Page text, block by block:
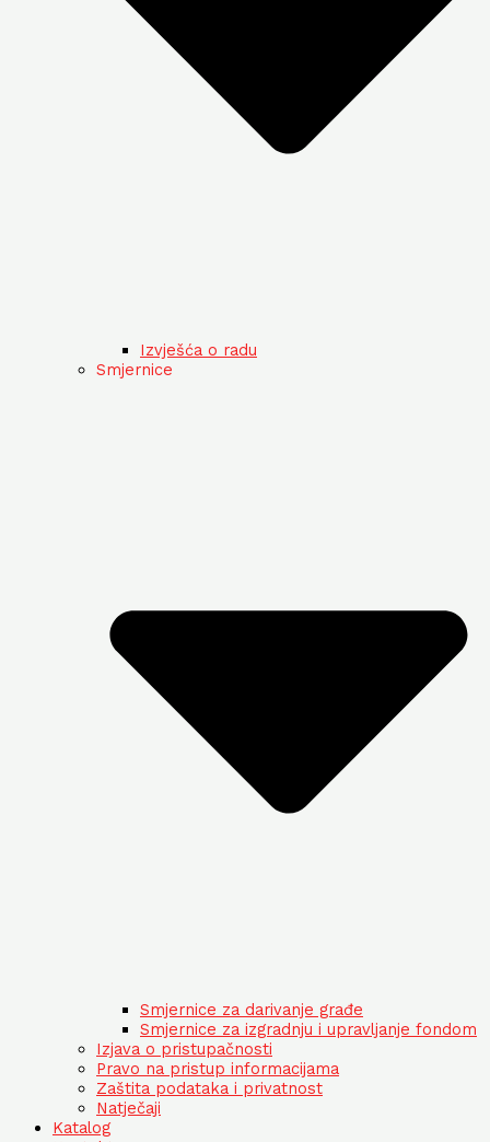
Izvješća o radu
Smjernice
Smjernice za darivanje građe
Smjernice za izgradnju i upravljanje fondom
Izjava o pristupačnosti
Pravo na pristup informacijama
Zaštita podataka i privatnost
Natječaji
Katalog